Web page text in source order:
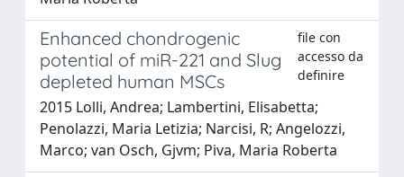
Enhanced chondrogenic
potential of miR-221 and Slug
depleted human MSCs
file con
accesso da
definire
2015 Lolli, Andrea; Lambertini, Elisabetta;
Penolazzi, Maria Letizia; Narcisi, R; Angelozzi,
Marco; van Osch, Gjvm; Piva, Maria Roberta